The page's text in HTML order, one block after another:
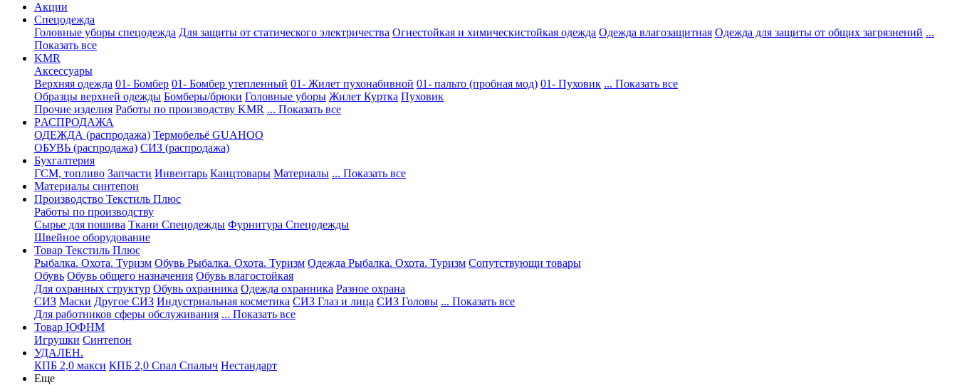
Акции
Спецодежда
Головные уборы спецодежда Для защиты от статического электричества Огнестойкая и химическистойкая одежда Одежда влагозащитная Одежда для защиты от общих загрязнений ...
Показать все
KMR
Аксессуары
Верхняя одежда 01- Бомбер 01- Бомбер утепленный 01- Жилет пухонабивной 01- пальто (пробная мод) 01- Пуховик ... Показать все
Образцы верхней одежды Бомберы/брюки Головные уборы Жилет Куртка Пуховик
Прочие изделия Работы по производству KMR ... Показать все
PАСПРОДАЖА
ОДЕЖДА (распродажа) Термобельё GUAHOO
ОБУВЬ (распродажа) СИЗ (распродажа)
Бухгалтерия
ГСМ, топливо Запчасти Инвентарь Канцтовары Материалы ... Показать все
Материалы синтепон
Производство Текстиль Плюс
Работы по производству
Сырье для пошива Ткани Спецодежды Фурнитура Спецодежды
Швейное оборудование
Товар Текстиль Плюс
Рыбалка. Охота. Туризм Обувь Рыбалка. Охота. Туризм Одежда Рыбалка. Охота. Туризм Сопутствующи товары
Обувь Обувь общего назначения Обувь влагостойкая
Для охранных структур Обувь охранника Одежда охранника Разное охрана
СИЗ Маски Другое СИЗ Индустриальная косметика СИЗ Глаз и лица СИЗ Головы ... Показать все
Для работников сферы обслуживания ... Показать все
Товар ЮФНМ
Игрушки Синтепон
УДАЛЕН.
КПБ 2,0 макси КПБ 2,0 Спал Спалыч Нестандарт
Еще